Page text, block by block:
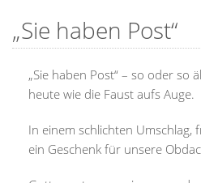
„Sie haben Post“
„Sie haben Post“ – so oder so
heute wie die Faust aufs Auge.
In einem schlichten Umschlag,
ein Geschenk für unsere